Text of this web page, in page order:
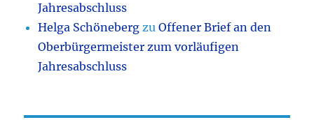
Jahresabschluss
Helga Schöneberg zuOffener Brief an den
Oberbürgermeister zum vorläufigen
Jahresabschluss